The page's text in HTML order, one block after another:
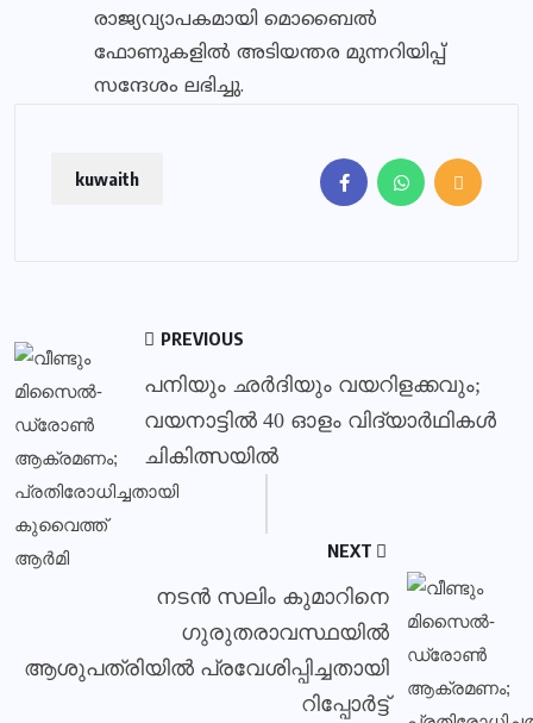
രാജ്യവ്യാപകമായി മൊബൈല്‍
ഫോണുകളില്‍ അടിയന്തര മുന്നറിയിപ്പ്
സന്ദേശം ലഭിച്ചു.
kuwaith
PREVIOUS
പനിയും ഛര്‍ദിയും വയറിളക്കവും;
വയനാട്ടില്‍ 40 ഓളം വിദ്യാര്‍ഥികള്‍
ചികിത്സയില്‍
NEXT
നടന്‍ സലിം കുമാറിനെ
ഗുരുതരാവസ്ഥയില്‍
ആശുപത്രിയില്‍ പ്രവേശിപ്പിച്ചതായി
റിപ്പോര്‍ട്ട്